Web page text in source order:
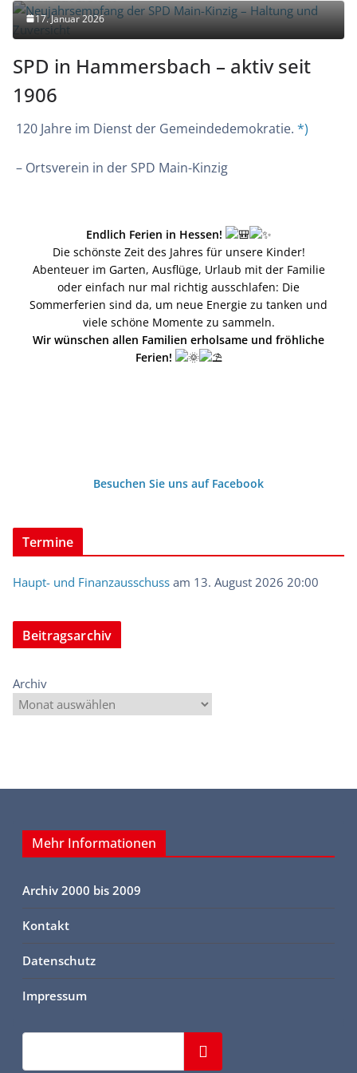
17. Januar 2026
SPD in Hammersbach – aktiv seit
1906
120 Jahre im Dienst der Gemeindedemokratie. *)
– Ortsverein in der SPD Main-Kinzig
Endlich Ferien in Hessen!
Die schönste Zeit des Jahres für unsere Kinder!
Abenteuer im Garten, Ausflüge, Urlaub mit der Familie
oder einfach nur mal richtig ausschlafen: Die
Sommerferien sind da, um neue Energie zu tanken und
viele schöne Momente zu sammeln.
Wir wünschen allen Familien erholsame und fröhliche
Ferien!
Besuchen Sie uns auf Facebook
Termine
Haupt- und Finanzausschuss am 13. August 2026 20:00
Beitragsarchiv
Archiv
Mehr Informationen
Archiv 2000 bis 2009
Kontakt
Datenschutz
Impressum
Suchen